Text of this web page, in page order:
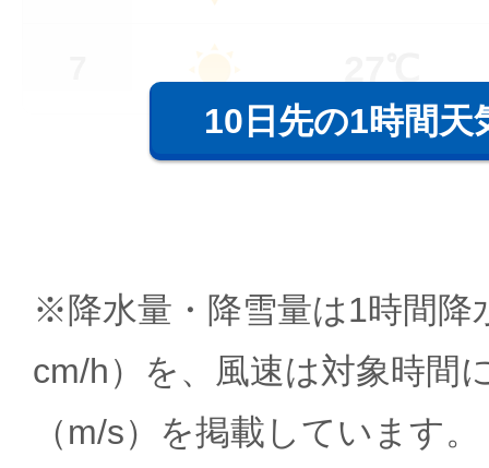
10日先の1時間天
※降水量・降雪量は1時間降
cm/h）を、風速は対象時間
（m/s）を掲載しています。